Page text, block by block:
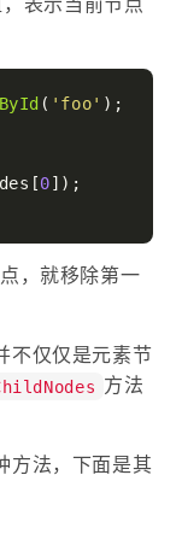
( 'foo' );
[0]);
，就移除第一
不仅仅是元素节
方法
方法，下面是其